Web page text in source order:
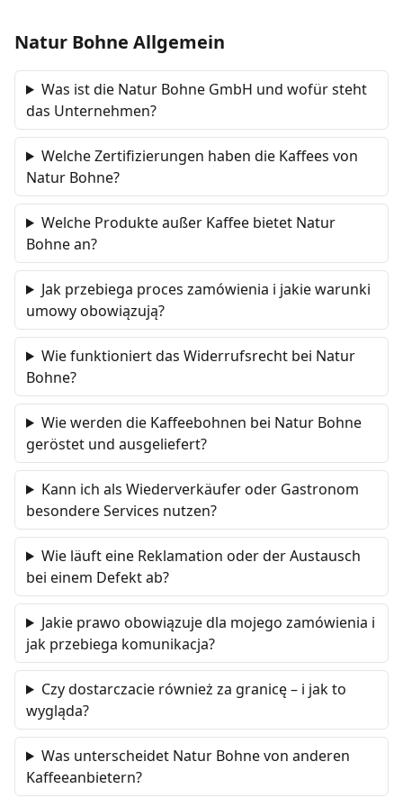
Natur Bohne Allgemein
Was ist die Natur Bohne GmbH und wofür steht
das Unternehmen?
Welche Zertifizierungen haben die Kaffees von
Natur Bohne?
Welche Produkte außer Kaffee bietet Natur
Bohne an?
Jak przebiega proces zamówienia i jakie warunki
umowy obowiązują?
Wie funktioniert das Widerrufsrecht bei Natur
Bohne?
Wie werden die Kaffeebohnen bei Natur Bohne
geröstet und ausgeliefert?
Kann ich als Wiederverkäufer oder Gastronom
besondere Services nutzen?
Wie läuft eine Reklamation oder der Austausch
bei einem Defekt ab?
Jakie prawo obowiązuje dla mojego zamówienia i
jak przebiega komunikacja?
Czy dostarczacie również za granicę – i jak to
wygląda?
Was unterscheidet Natur Bohne von anderen
Kaffeeanbietern?